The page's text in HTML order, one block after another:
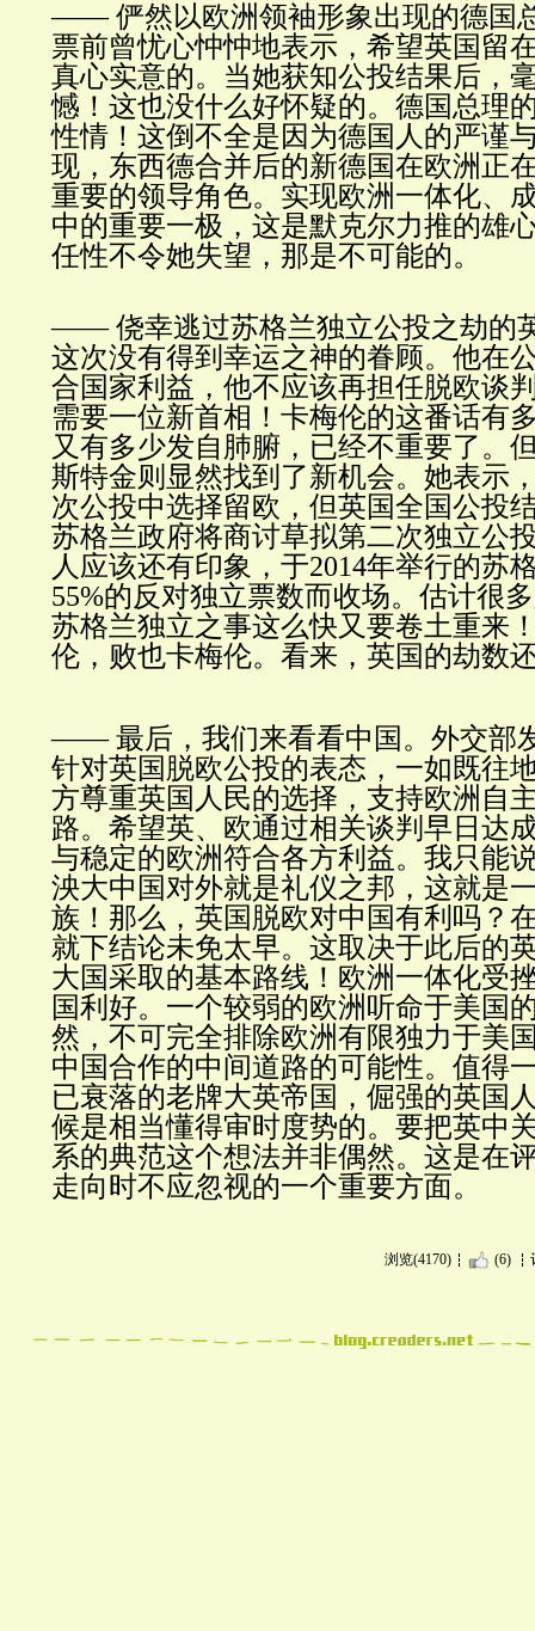
—— 俨然以欧洲领袖形象出现的德国
票前曾忧心忡忡地表示，希望英国留
真心实意的。当她获知公投结果后，
憾！这也没什么好怀疑的。德国总理
性情！这倒不全是因为德国人的严谨
现，东西德合并后的新德国在欧洲正
重要的领导角色。实现欧洲一体化、
中的重要一极，这是默克尔力推的雄
任性不令她失望，那是不可能的。
—— 侥幸逃过苏格兰独立公投之劫的
这次没有得到幸运之神的眷顾。他在
合国家利益，他不应该再担任脱欧谈
需要一位新首相！卡梅伦的这番话有
又有多少发自肺腑，已经不重要了。
斯特金则显然找到了新机会。她表示
次公投中选择留欧，但英国全国公投
苏格兰政府将商讨草拟第二次独立公
人应该还有印象，于2014年举行的苏
55%的反对独立票数而收场。估计很
苏格兰独立之事这么快又要卷土重来
伦，败也卡梅伦。看来，英国的劫数
—— 最后，我们来看看中国。外交部
针对英国脱欧公投的表态，一如既往
方尊重英国人民的选择，支持欧洲自
路。希望英、欧通过相关谈判早日达
与稳定的欧洲符合各方利益。我只能
泱大中国对外就是礼仪之邦，这就是
族！那么，英国脱欧对中国有利吗？
就下结论未免太早。这取决于此后的
大国采取的基本路线！欧洲一体化受
国利好。一个较弱的欧洲听命于美国
然，不可完全排除欧洲有限独力于美
中国合作的中间道路的可能性。值得
已衰落的老牌大英帝国，倔强的英国
候是相当懂得审时度势的。要把英中
系的典范这个想法并非偶然。这是在
走向时不应忽视的一个重要方面。
浏览(4170) (6)